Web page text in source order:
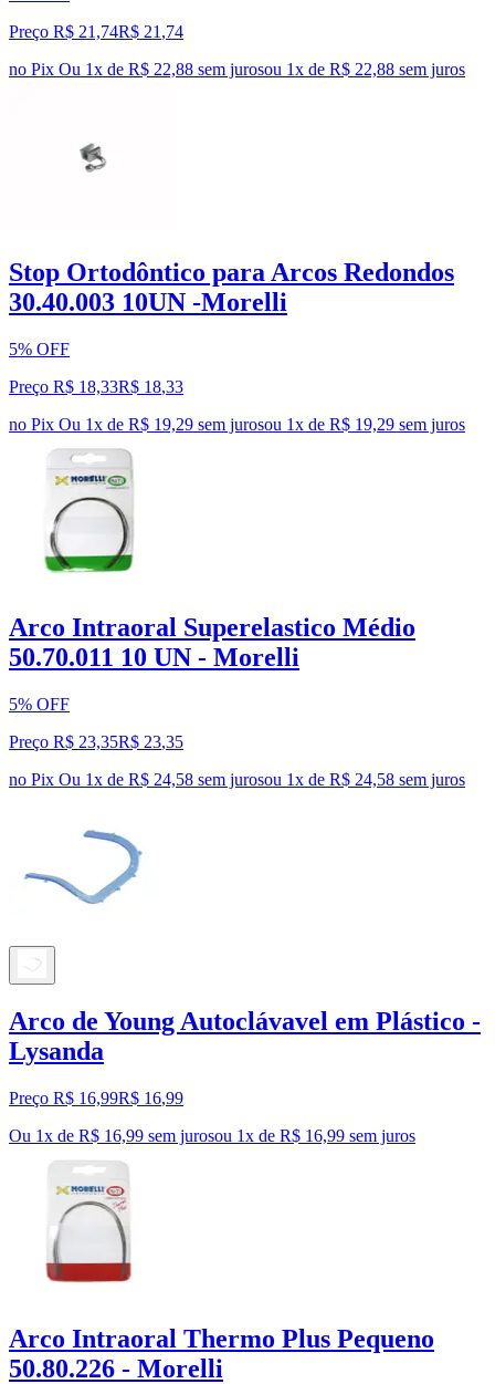
Preço R$ 21,74R$ 21 ,74
no Pix Ou 1x de R$ 22,88 sem jurosou 1x de R$ 22,88 sem juros
Stop Ortodôntico para Arcos Redondos
30.40.003 10UN -Morelli
5% OFF
Preço R$ 18,33R$ 18,33
no Pix Ou 1x de R$ 19,29 sem jurosou 1x de R$ 19,29 sem juros
Arco Intraoral Superelastico Médio
50.70.011 10 UN - Morelli
5% OFF
Preço R$ 23,35R$ 23,35
no Pix Ou 1x de R$ 24,58 sem jurosou 1x de R$ 24,58 sem juros
Arco de Young Autoclávavel em Plástico -
Lysanda
Preço R$ 16,99R$ 16,99
Ou 1x de R$ 16,99 sem jurosou 1x de R$ 16,99 sem juros
Arco Intraoral Thermo Plus Pequeno
50.80.226 - Morelli